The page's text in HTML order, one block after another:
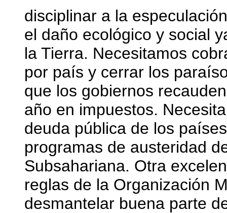
disciplinar a la
el daño ecológico y social
la Tierra. Necesitamos
por país y cerrar los
que los gobiernos
año en impuestos.
deuda pública de los
programas de austeridad
Subsahariana. Otra
reglas de la Organización
desmantelar buena parte